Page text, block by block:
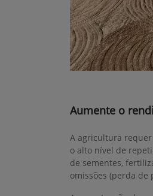
Aumente o
A agricultura
o alto nível de
de sementes,
omissões (perda de